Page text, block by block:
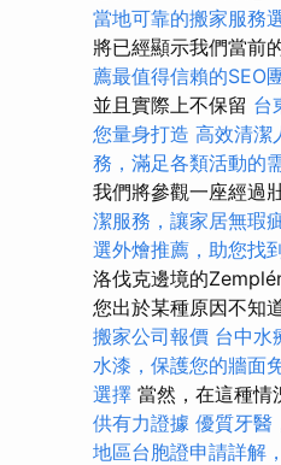
當地可靠的搬家服務
將已經顯示我們當前
薦最值得信賴的SEO
並且實際上不保留 台
您量身打造 高效清潔
務，滿足各類活動的
我們將參觀一座經過
潔服務，讓家居無瑕
選外燴推薦，助您找
洛伐克邊境的
您出於某種原因不知
搬家公司報價 台中水
水漆，保護您的牆面
選擇 當然，在這種情
供有力證據 優質牙醫
地區台胞證申請詳解